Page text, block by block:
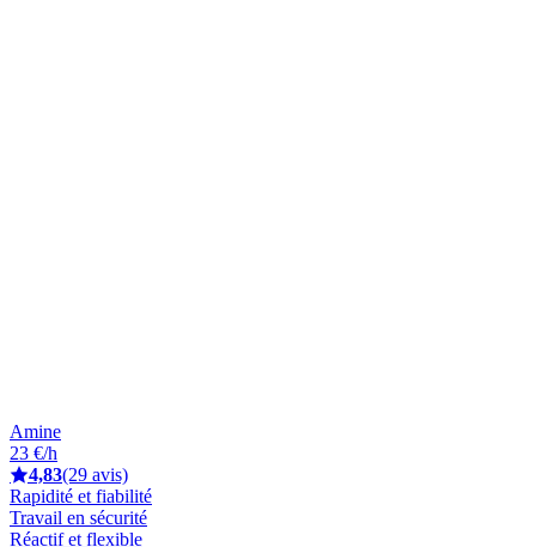
Amine
23 €/h
4,83(29 avis)
Rapidité et fiabilité
Travail en sécurité
Réactif et flexible